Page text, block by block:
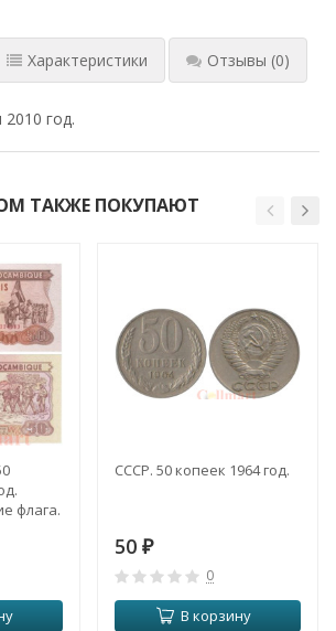
Характеристики Отзывы (0)
2010 год.
ТАКЖЕ ПОКУПАЮТ
флага.
СССР. 50 копеек 1964 год.
50 ₽
0
В корзину